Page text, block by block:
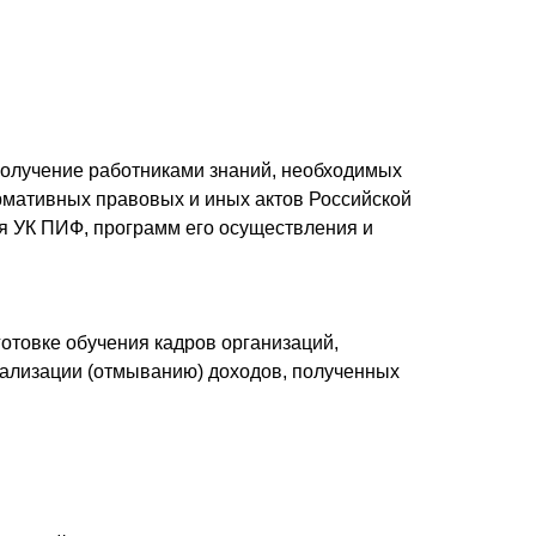
работниками знаний, необходимых
правовых и иных актов Российской
УК ПИФ, программ его осуществления и
обучения кадров организаций,
(отмыванию) доходов, полученных